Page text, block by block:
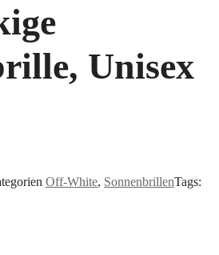
Unisex
Off-White, SonnenbrillenTags: